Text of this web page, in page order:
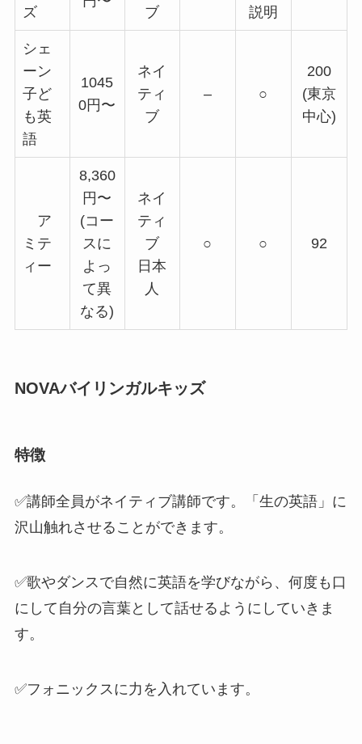
ズ
ブ
説明
シェ
ーン
子ど
も英
語
1045
0円〜
ネイ
ティ
ブ
– ○
200
(東京
中心)
ア
ミテ
ィー
8,360
円〜
(コー
スに
よっ
て異
なる)
ネイ
ティ
ブ
日本
人
○ ○ 92
NOVAバイリンガルキッズ
特徴
✅講師全員がネイティブ講師です。 「 生の英語」に
沢山触れさせることができます。
✅歌やダンスで自然に英語を学びながら、何度も口
にして自分の言葉として話せるようにしていきま
す。
✅フォニックスに力を入れています。